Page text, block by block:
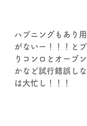
ハプニングもあり
がないー！！！と
りコンロとオーブ
かなど試行錯誤し
は大忙し！！！